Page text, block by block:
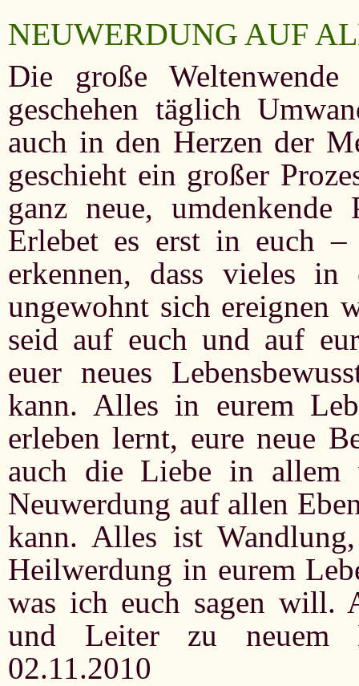
NEUWERDUNG AUF
Die große
geschehen täglich
auch in den Herzen der
geschieht ein großer
ganz neue,
Erlebet es erst in euch
erkennen, dass vieles in
ungewohnt sich ereignen
seid auf euch und auf
euer neues
kann. Alles in eurem
erleben lernt, eure neue
auch die Liebe in allem
Neuwerdung auf allen
kann. Alles ist
Heilwerdung in eurem
was ich euch sagen will.
und Leiter zu neuem
02.11.2010